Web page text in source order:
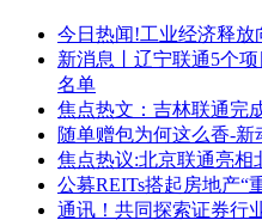
今日热闻!工业经济释放
新消息丨辽宁联通5个
名单
焦点热文：吉林联通完
随单赠包为何这么香-新
焦点热议:北京联通亮相
公募REITs搭起房地产“
通讯！共同探索证券行